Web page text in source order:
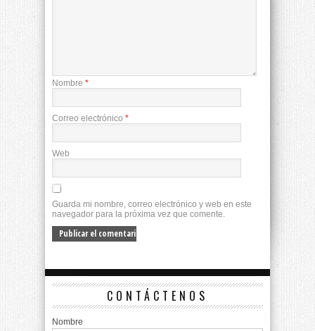
Nombre *
Correo electrónico *
Web
Guarda mi nombre, correo electrónico y web en este
navegador para la próxima vez que comente.
CONTÁCTENOS
Nombre